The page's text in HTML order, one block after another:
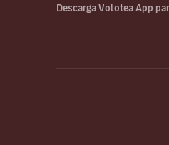
Descarga Volotea App